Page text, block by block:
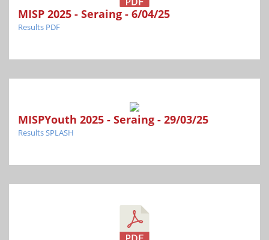
MISP 2025 - Seraing - 6/04/25
Results PDF
MISPYouth 2025 - Seraing - 29/03/25
Results SPLASH